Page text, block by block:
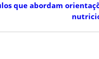
que abordam